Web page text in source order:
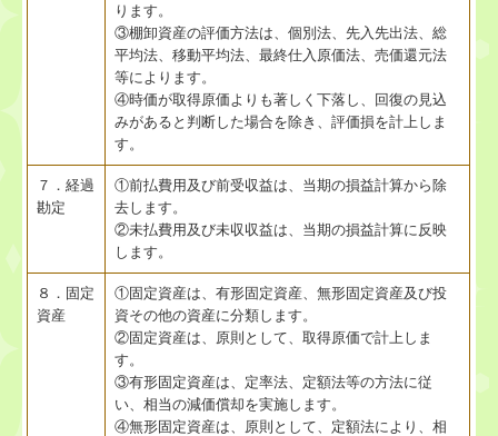
ります。
③棚卸資産の評価方法は、個別法、先入先出法、総
平均法、移動平均法、最終仕入原価法、売価還元法
等によります。
④時価が取得原価よりも著しく下落し、回復の見込
みがあると判断した場合を除き、評価損を計上しま
す。
７．経過
勘定
①前払費用及び前受収益は、当期の損益計算から除
去します。
②未払費用及び未収収益は、当期の損益計算に反映
します。
８．固定
資産
①固定資産は、有形固定資産、無形固定資産及び投
資その他の資産に分類します。
②固定資産は、原則として、取得原価で計上しま
す。
③有形固定資産は、定率法、定額法等の方法に従
い、相当の減価償却を実施します。
④無形固定資産は、原則として、定額法により、相